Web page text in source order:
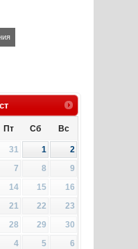
Пт Сб Вс
31 1
2
7 8
9
14 15
16
21 22
23
28 29
30
4 5 6